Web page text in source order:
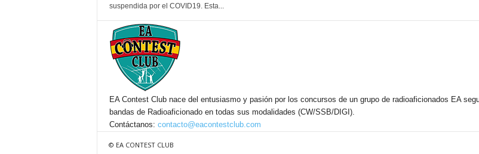
suspendida por el COVID19. Esta...
EA Contest Club nace del entusiasmo y pasión por los concursos de un grupo de radioaficionados EA
bandas de Radioaficionado en todas sus modalidades (CW/SSB/DIGI).
Contáctanos: contacto@eacontestclub.com
© EA CONTEST CLUB